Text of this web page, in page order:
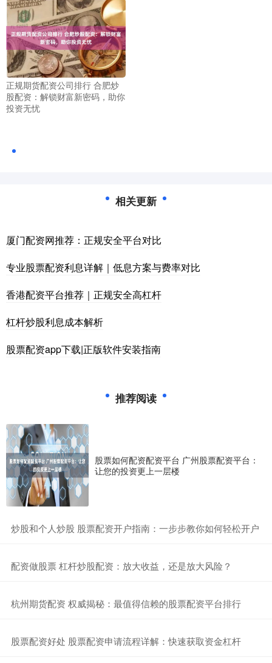
正规期货配资公司排行 合肥炒
股配资：解锁财富新密码，助你
投资无忧
相关更新
厦门配资网推荐：正规安全平台对比
专业股票配资利息详解｜低息方案与费率对比
香港配资平台推荐｜正规安全高杠杆
杠杆炒股利息成本解析
股票配资app下载|正版软件安装指南
推荐阅读
股票如何配资配资平台 广州股票配资平台：
让您的投资更上一层楼
​炒股和个人炒股 股票配资开户指南：一步步教你如何轻松开户
​配资做股票 杠杆炒股配资：放大收益，还是放大风险？
​杭州期货配资 权威揭秘：最值得信赖的股票配资平台排行
​股票配资好处 股票配资申请流程详解：快速获取资金杠杆